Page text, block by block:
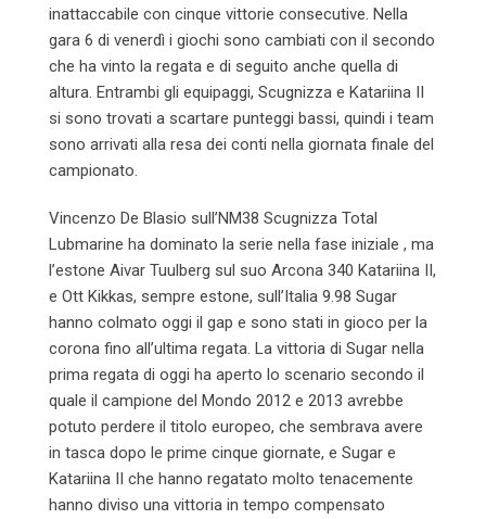
inattaccabile con cinque vittorie consecutive. Nella
gara 6 di venerdì i giochi sono cambiati con il secondo
che ha vinto la regata e di seguito anche quella di
altura. Entrambi gli equipaggi, Scugnizza e Katariina II
si sono trovati a scartare punteggi bassi, quindi i team
sono arrivati alla resa dei conti nella giornata finale del
campionato.
Vincenzo De Blasio sull’NM38 Scugnizza Total
Lubmarine ha dominato la serie nella fase iniziale , ma
l’estone Aivar Tuulberg sul suo Arcona 340 Katariina II,
e Ott Kikkas, sempre estone, sull’Italia 9.98 Sugar
hanno colmato oggi il gap e sono stati in gioco per la
corona fino all’ultima regata. La vittoria di Sugar nella
prima regata di oggi ha aperto lo scenario secondo il
quale il campione del Mondo 2012 e 2013 avrebbe
potuto perdere il titolo europeo, che sembrava avere
in tasca dopo le prime cinque giornate, e Sugar e
Katariina II che hanno regatato molto tenacemente
hanno diviso una vittoria in tempo compensato